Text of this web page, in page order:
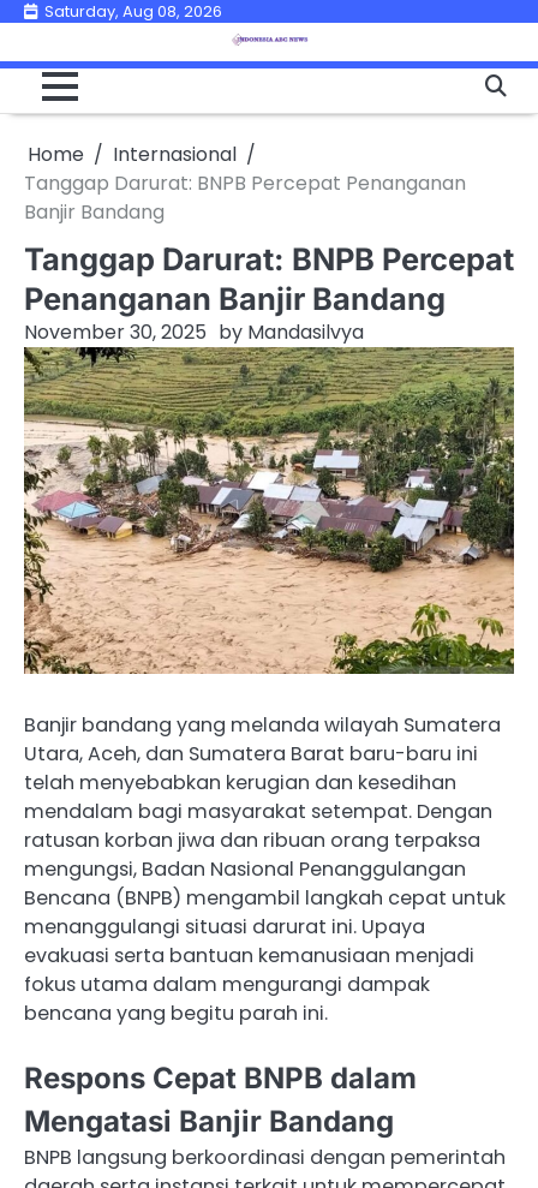
Skip
content
Saturday, Aug 08, 2026
Home
Internasional
Tanggap Darurat: BNPB Percepat Penanganan
Banjir Bandang
Tanggap Darurat: BNPB Percepat
Penanganan Banjir Bandang
November 30, 2025 by Mandasilvya
Banjir bandang yang melanda wilayah Sumatera
Utara, Aceh, dan Sumatera Barat baru-baru ini
telah menyebabkan kerugian dan kesedihan
mendalam bagi masyarakat setempat. Dengan
ratusan korban jiwa dan ribuan orang terpaksa
mengungsi, Badan Nasional Penanggulangan
Bencana (BNPB) mengambil langkah cepat untuk
menanggulangi situasi darurat ini. Upaya
evakuasi serta bantuan kemanusiaan menjadi
fokus utama dalam mengurangi dampak
bencana yang begitu parah ini.
Respons Cepat BNPB dalam
Mengatasi Banjir Bandang
BNPB langsung berkoordinasi dengan pemerintah